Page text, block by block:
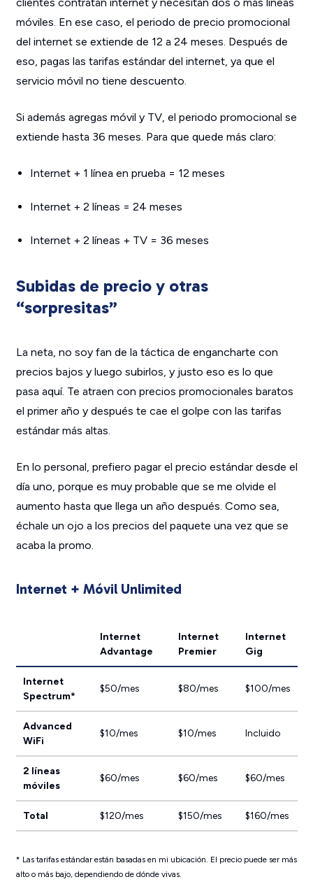
móviles. En ese caso, el periodo de precio promocional
del internet se extiende de 12 a 24 meses. Después de
eso, pagas las tarifas estándar del internet, ya que el
servicio móvil no tiene descuento.
Si además agregas móvil yTV, el periodo promocional se
extiende hasta 36 meses. Para que quede más claro:
Internet + 1 línea en prueba = 12 meses
Internet + 2 líneas = 24 meses
Internet + 2 líneas + TV = 36 meses
Subidas de precio y otras
“sorpresitas”
La neta, no soy fan de la táctica de engancharte con
precios bajos y luego subirlos, y justo eso es lo que
pasa aquí. Te atraen con precios promocionales baratos
el primer año y después te cae el golpe con las tarifas
estándar más altas.
En lo personal, prefiero pagar el precio estándar desde el
día uno, porque es muy probable que se me olvide el
aumento hasta que llega un año después. Como sea,
échale un ojo a los precios del paquete una vez que se
acaba la promo.
Internet + Móvil Unlimited
Internet
Advantage
Internet
Premier
Internet
Gig
Internet
Spectrum*
$50/mes $80/mes $100/mes
Advanced
WiFi
$10/mes $10/mes Incluido
2 líneas
móviles
$60/mes $60/mes $60/mes
Total $120/mes $150/mes $160/mes
* Las tarifas estándar están basadas en mi ubicación. El precio puede ser más
alto o más bajo, dependiendo de dónde vivas.